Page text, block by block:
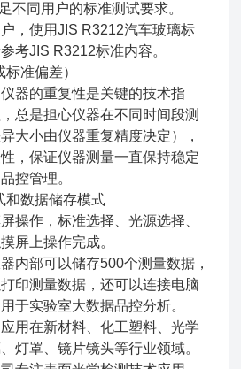
不同用户的标准测试要求。
，使用JIS R3212汽车玻璃标
考JIS R3212标准内容。
准偏差）
器的重复性是关键的技术指
总是担心仪器在不同时间段测
大小由仪器重复精度决定），
，保证仪器测量一直保持稳定
控管理。
和数据储存模式
操作，标准选择、光源选择、
屏上操作完成。
内部可以储存500个测量数据，
印测量数据，还可以连接电脑
于实验室大数据品控分析。
用在新材料、化工塑料、光学
灯罩、镜片镜头等行业领域。